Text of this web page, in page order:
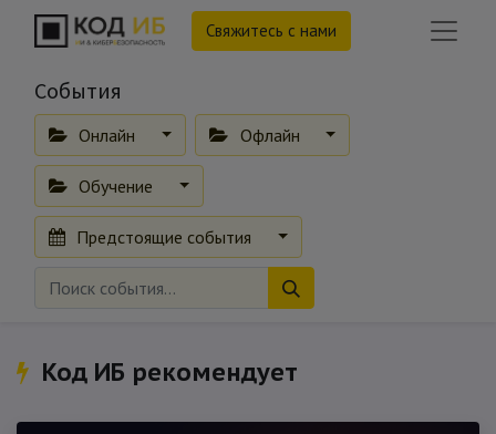
Свяжитесь с нами
События
Онлайн Офлайн
Обучение
Предстоящие события
Код ИБ рекомендует